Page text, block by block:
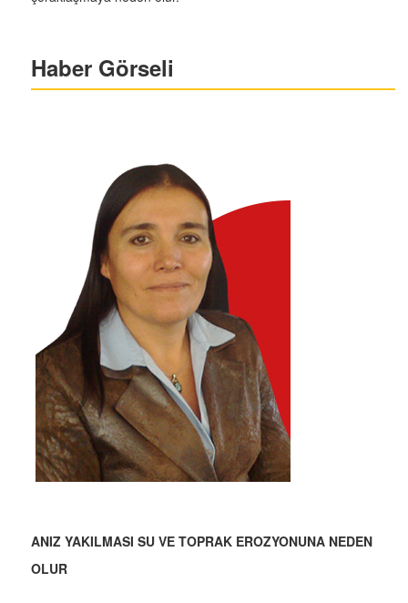
Haber Görseli
ANIZ YAKILMASI SU VE TOPRAK EROZYONUNA NEDEN
OLUR